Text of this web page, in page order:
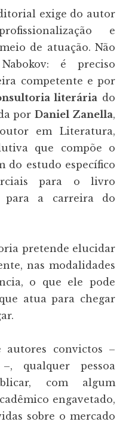
exige do autor
e
de atuação. Não
é preciso
competente e por
literária do
porDaniel Zanella,
em Literatura,
que compõe o
do estudo específico
para o livro
para a carreira do
pretende elucidar
nas modalidades
o que ele pode
atua para chegar
autores convictos –
qualquer pessoa
com algum
engavetado,
sobre o mercado